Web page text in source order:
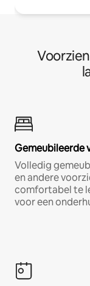
Gemeubileerde
Volledig
en andere
comfortabel te
voor een